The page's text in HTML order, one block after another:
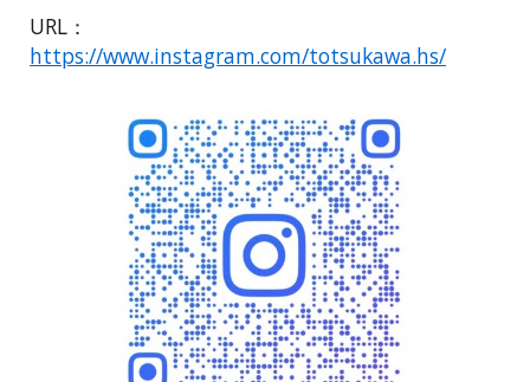
URL：
https://www.instagram.com/totsukawa.hs/